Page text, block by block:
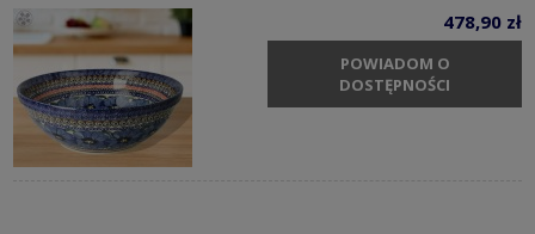
478,90 zł
POWIADOM O
DOSTĘPNOŚCI